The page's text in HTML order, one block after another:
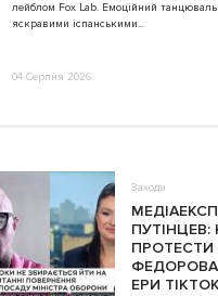
лейблом Fox Lab. Емоційний
яскравими іспанськими...
04 Серпня 2026
Заходи
ПУТІНЦЕВ:
ПРОТЕСТИ
ЕРИ